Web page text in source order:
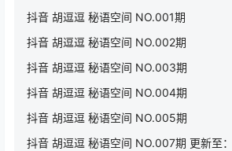
抖音 胡逗逗 秘语空间 NO.001期
抖音 胡逗逗 秘语空间 NO.002期
抖音 胡逗逗 秘语空间 NO.003期
抖音 胡逗逗 秘语空间 NO.004期
抖音 胡逗逗 秘语空间 NO.005期
抖音 胡逗逗 秘语空间 NO.007期 更新至